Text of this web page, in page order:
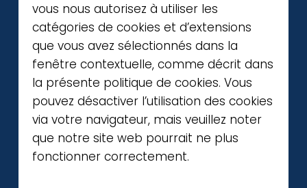
vous nous autorisez à utiliser les
catégories de cookies et d’extensions
que vous avez sélectionnés dans la
fenêtre contextuelle, comme décrit dans
la présente politique de cookies. Vous
pouvez désactiver l’utilisation des cookies
via votre navigateur, mais veuillez noter
que notre site web pourrait ne plus
fonctionner correctement.